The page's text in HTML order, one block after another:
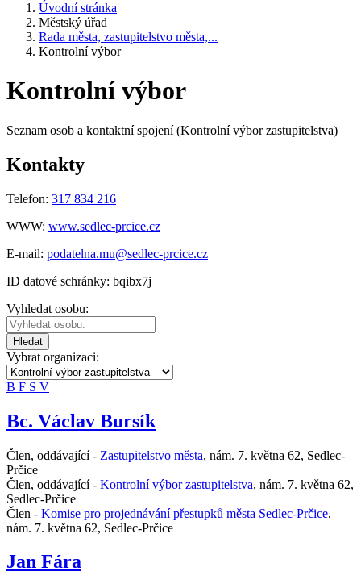
Úvodní stránka
Městský úřad
Rada města, zastupitelstvo města,...
Kontrolní výbor
Kontrolní výbor
Seznam osob a kontaktní spojení (Kontrolní výbor zastupitelstva)
Kontakty
Telefon: 317 834 216
WWW: www.sedlec-prcice.cz
E-mail: podatelna.mu@sedlec-prcice.cz
ID datové schránky: bqibx7j
Vyhledat osobu:
Hledat
Vybrat organizaci:
B F S V
Bc. Václav Bursík
Člen, oddávající - Zastupitelstvo města, nám. 7. května 62, Sedlec-
Prčice
Člen, oddávající - Kontrolní výbor zastupitelstva, nám. 7. května 62,
Sedlec-Prčice
Člen - Komise pro projednávání přestupků města Sedlec-Prčice,
nám. 7. května 62, Sedlec-Prčice
Jan Fára